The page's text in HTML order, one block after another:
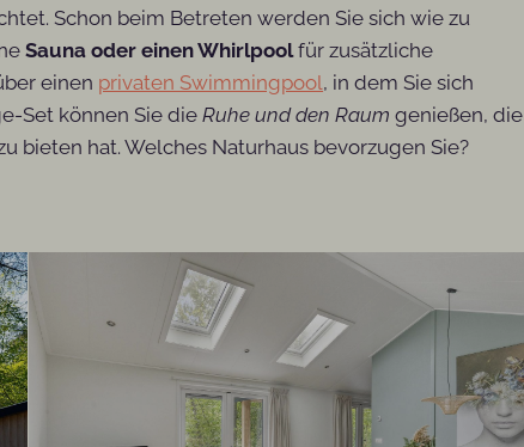
Schon beim Betreten werden Sie sich wie zu
Sauna oder einen Whirlpoolfür zusätzliche
einen privaten Swimmingpool, in dem Sie sich
Set können Sie dieRuhe und den Raum genießen, die
bieten hat. Welches Naturhaus bevorzugen Sie?